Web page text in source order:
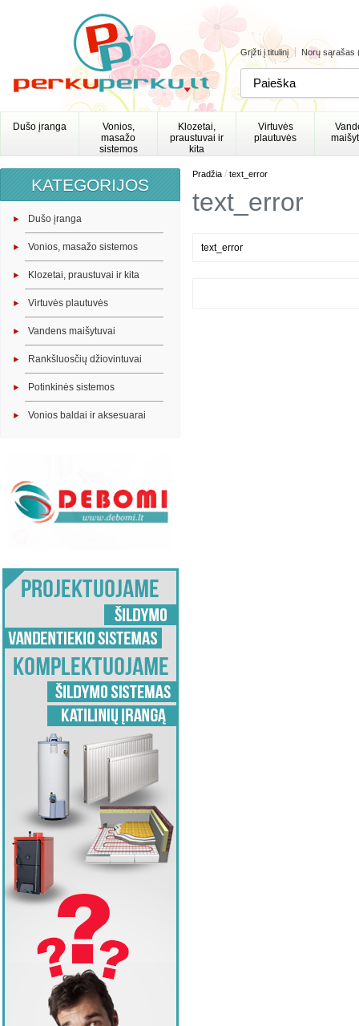
Grįžti į titulinį Norų sąrašas
Dušo įranga
Vonios,
masažo
sistemos
Klozetai,
praustuvai ir
kita
Virtuvės
plautuvės
KATEGORIJOS
Dušo įranga
Vonios, masažo sistemos
Klozetai, praustuvai ir kita
Virtuvės plautuvės
Vandens maišytuvai
Rankšluosčių džiovintuvai
Potinkinės sistemos
Vonios baldai ir aksesuarai
Pradžia / text_error
text_error
text_error